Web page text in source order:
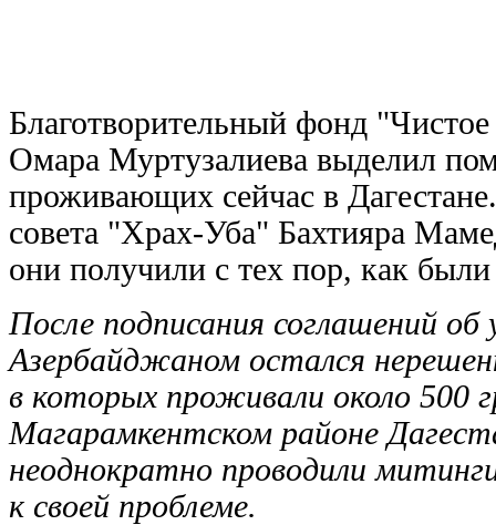
Благотворительный фонд
Омара Муртузалиева выделил
проживающих сейчас в
совета "Храх-Уба" Бахтияра
они получили с тех пор, как
После подписания соглашений
Азербайджаном остался
в которых проживали около 500
Магарамкентском районе
неоднократно проводили
к своей проблеме.